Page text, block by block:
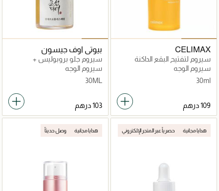
CELIMAX
سيروم لتفتيح البقع الداكنة
وتنقية المسام
سيروم الوجه
30ml
بيوتي اوف جيسون
سيروم جلو بروبوليس +
نياسيناميد
سيروم الوجه
30ML
هدايا مجانية حصرياً عبر المتجر الإلكتروني هدايا مجانية وصل حديثاً